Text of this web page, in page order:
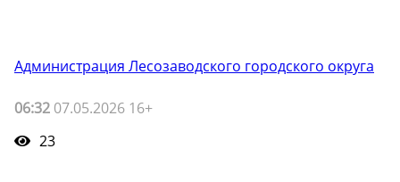
Администрация Лесозаводского городского округа
06:32 07.05.2026 16+
23